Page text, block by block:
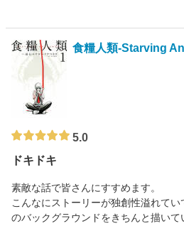
食糧人類-Starving
5.0
ドキドキ
素敵な話で皆さんにすすめます。
こんなにストーリーが独創性溢れて
のバックグラウンドをきちんと描いて